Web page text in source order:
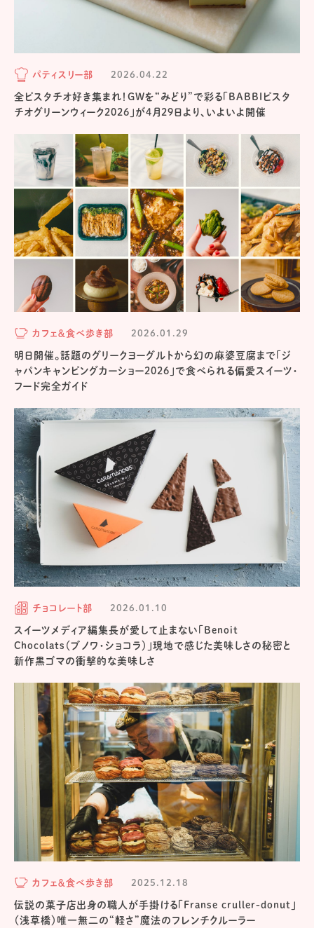
パティスリー部 2026.04.22
全ピスタチオ好き集まれ！GWを“みどり”で彩る「BABBIピスタ
チオグリーンウィーク2026」が4月29日より、いよいよ開催
カフェ＆食べ歩き部 2026.01.29
明日開催。話題のグリークヨーグルトから幻の麻婆豆腐まで「ジ
ャパンキャンピングカーショー2026」で食べられる偏愛スイーツ・
フード完全ガイド
チョコレート部 2026.01.10
スイーツメディア編集長が愛して止まない「Benoit
Chocolats（ブノワ・ショコラ）」現地で感じた美味しさの秘密と
新作黒ゴマの衝撃的な美味しさ
カフェ＆食べ歩き部 2025.12.18
伝説の菓子店出身の職人が手掛ける「Franse cruller-donut」
（浅草橋）唯一無二の“軽さ”魔法のフレンチクルーラー